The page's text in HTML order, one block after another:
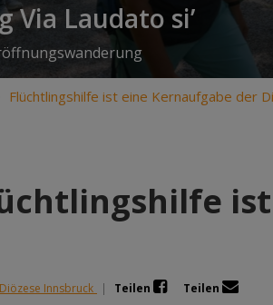
Via Laudato si’
Flüchtlingshilfe ist eine Kernaufgabe der
Diözese Innsbruck | Teilen Teilen